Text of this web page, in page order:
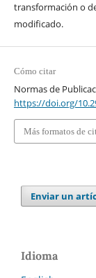
transformación o
modificado.
Cómo citar
Normas de
https://doi.org/
Más formatos de
Enviar un
Idioma